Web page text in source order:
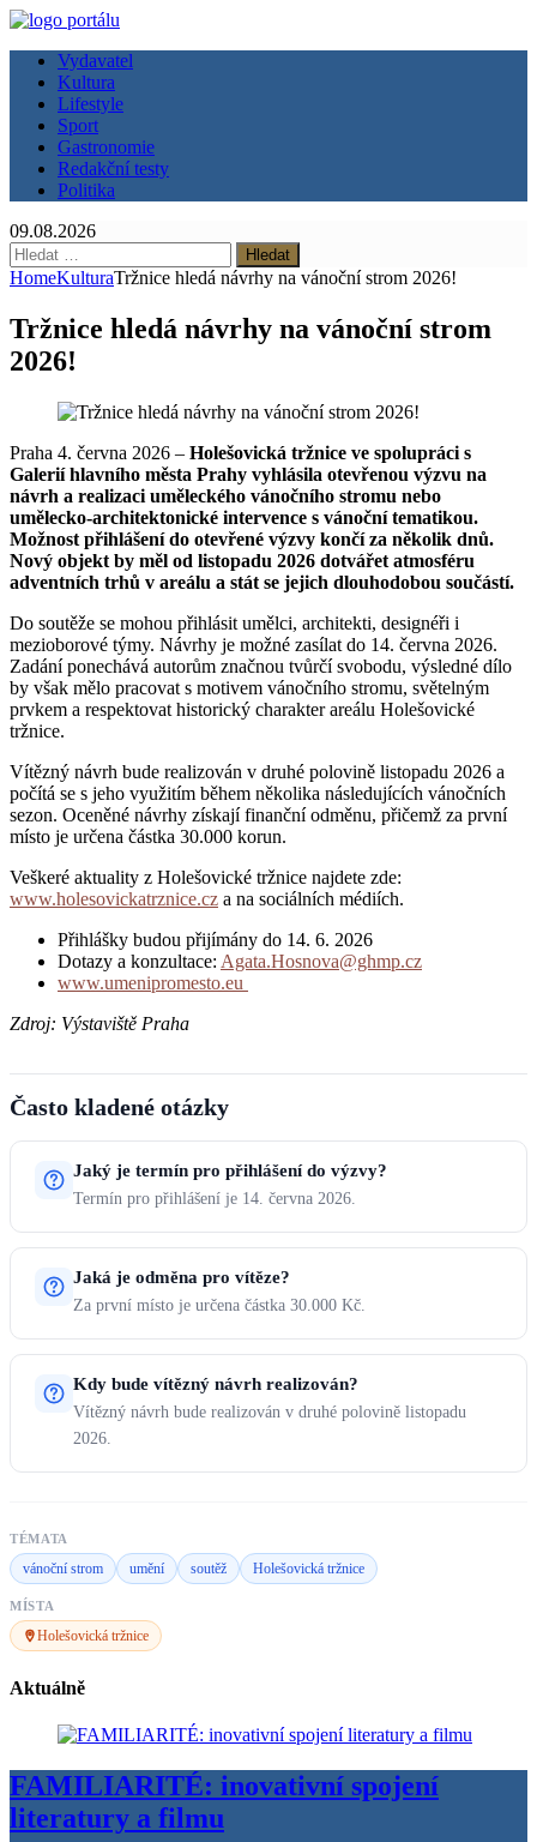
Vydavatel
Kultura
Lifestyle
Sport
Gastronomie
Redakční testy
Politika
09.08.2026
Vyhledávání
HomeKulturaTržnice hledá návrhy na vánoční strom 2026!
Tržnice hledá návrhy na vánoční strom
2026!
Praha 4. června 2026 – Holešovická tržnice ve spolupráci s
Galerií hlavního města Prahy vyhlásila otevřenou výzvu na
návrh a realizaci uměleckého vánočního stromu nebo
umělecko-architektonické intervence s vánoční tematikou.
Možnost přihlášení do otevřené výzvy končí za několik dnů.
Nový objekt by měl od listopadu 2026 dotvářet atmosféru
adventních trhů v areálu a stát se jejich dlouhodobou součástí.
Do soutěže se mohou přihlásit umělci, architekti, designéři i
mezioborové týmy. Návrhy je možné zasílat do 14. června 2026.
Zadání ponechává autorům značnou tvůrčí svobodu, výsledné dílo
by však mělo pracovat s motivem vánočního stromu, světelným
prvkem a respektovat historický charakter areálu Holešovické
tržnice.
Vítězný návrh bude realizován v druhé polovině listopadu 2026 a
počítá se s jeho využitím během několika následujících vánočních
sezon. Oceněné návrhy získají finanční odměnu, přičemž za první
místo je určena částka 30.000 korun.
Veškeré aktuality z Holešovické tržnice najdete zde:
www.holesovickatrznice.cz a na sociálních médiích.
Přihlášky budou přijímány do 14. 6. 2026
Dotazy a konzultace: Agata.Hosnova@ghmp.cz
www.umenipromesto.eu
Zdroj: Výstaviště Praha
Často kladené otázky
Jaký je termín pro přihlášení do výzvy?
Termín pro přihlášení je 14. června 2026.
Jaká je odměna pro vítěze?
Za první místo je určena částka 30.000 Kč.
Kdy bude vítězný návrh realizován?
Vítězný návrh bude realizován v druhé polovině listopadu
2026.
TÉMATA
vánoční strom umění soutěž Holešovická tržnice
MÍSTA
Holešovická tržnice
Aktuálně
FAMILIARITÉ: inovativní spojení
literatury a filmu